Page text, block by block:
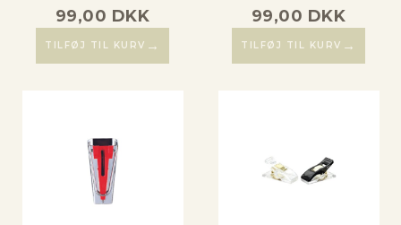
99,00 DKK
TILFØJ TIL KURV →
99,00 DKK
TILFØJ TIL KURV →